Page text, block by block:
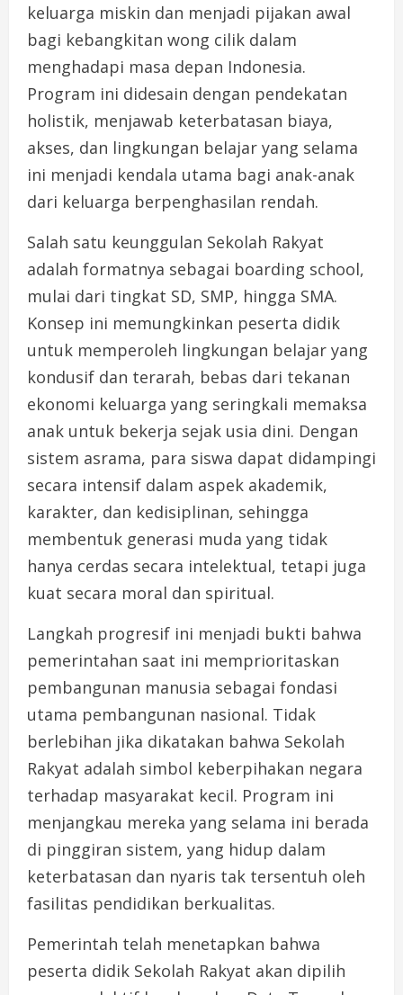
keluarga miskin dan menjadi pijakan awal
bagi kebangkitan wong cilik dalam
menghadapi masa depan Indonesia.
Program ini didesain dengan pendekatan
holistik, menjawab keterbatasan biaya,
akses, dan lingkungan belajar yang selama
ini menjadi kendala utama bagi anak-anak
dari keluarga berpenghasilan rendah.
Salah satu keunggulan Sekolah Rakyat
adalah formatnya sebagai boarding school,
mulai dari tingkat SD, SMP, hingga SMA.
Konsep ini memungkinkan peserta didik
untuk memperoleh lingkungan belajar yang
kondusif dan terarah, bebas dari tekanan
ekonomi keluarga yang seringkali memaksa
anak untuk bekerja sejak usia dini. Dengan
sistem asrama, para siswa dapat didampingi
secara intensif dalam aspek akademik,
karakter, dan kedisiplinan, sehingga
membentuk generasi muda yang tidak
hanya cerdas secara intelektual, tetapi juga
kuat secara moral dan spiritual.
Langkah progresif ini menjadi bukti bahwa
pemerintahan saat ini memprioritaskan
pembangunan manusia sebagai fondasi
utama pembangunan nasional. Tidak
berlebihan jika dikatakan bahwa Sekolah
Rakyat adalah simbol keberpihakan negara
terhadap masyarakat kecil. Program ini
menjangkau mereka yang selama ini berada
di pinggiran sistem, yang hidup dalam
keterbatasan dan nyaris tak tersentuh oleh
fasilitas pendidikan berkualitas.
Pemerintah telah menetapkan bahwa
peserta didik Sekolah Rakyat akan dipilih